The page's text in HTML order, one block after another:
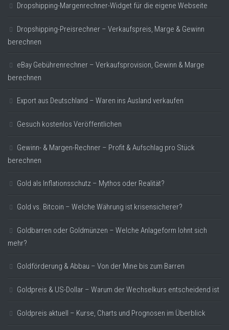
Dropshipping-Margenrechner-Widget für die eigene Webseite
Dropshipping-Preisrechner – Verkaufspreis, Marge & Gewinn
berechnen
eBay Gebührenrechner – Verkaufsprovision, Gewinn & Marge
berechnen
Export aus Deutschland – Waren ins Ausland verkaufen
Gesuch kostenlos Veröffentlichen
Gewinn- & Margen-Rechner – Profit & Aufschlag pro Stück
berechnen
Gold als Inflationsschutz – Mythos oder Realität?
Gold vs. Bitcoin – Welche Währung ist krisensicherer?
Goldbarren oder Goldmünzen – Welche Anlageform lohnt sich
mehr?
Goldförderung & Abbau – Von der Mine bis zum Barren
Goldpreis & US-Dollar – Warum der Wechselkurs entscheidend ist
Goldpreis aktuell – Kurse, Charts und Prognosen im Überblick